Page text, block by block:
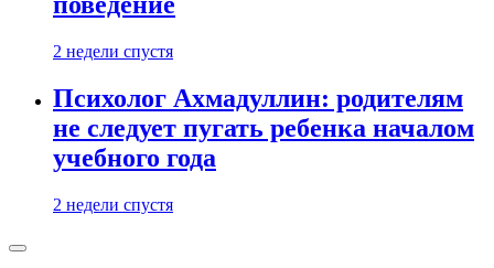
2 недели спустя
Психолог Ахмадуллин: родителям
не следует пугать ребенка началом
учебного года
2 недели спустя